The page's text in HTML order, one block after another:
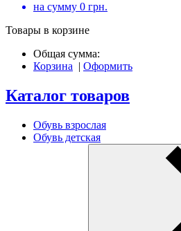
на сумму 0 грн.
Товары в корзине
Общая сумма:
Корзина | Оформить
Каталог товаров
Обувь взрослая
Обувь детская